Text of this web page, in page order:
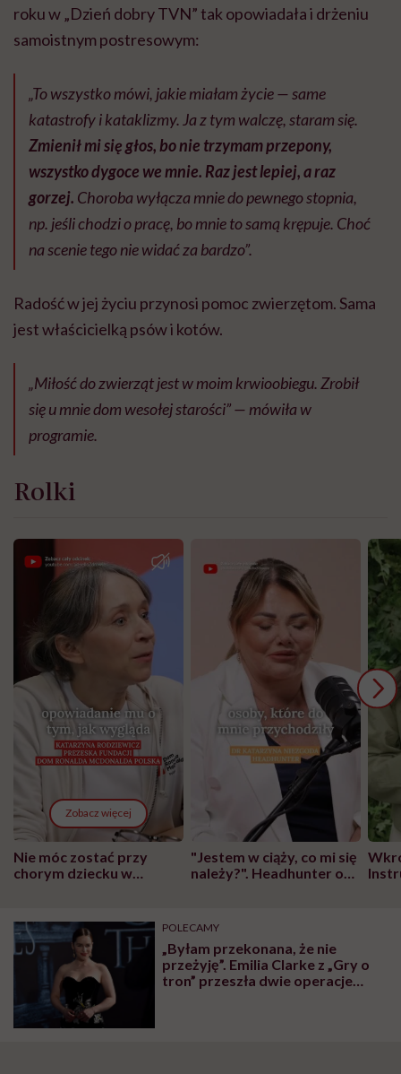
roku w „Dzień dobry TVN” tak opowiadała i drżeniu
samoistnym postresowym:
„To wszystko mówi, jakie miałam życie — same
katastrofy i kataklizmy. Ja z tym walczę, staram się.
Zmienił mi się głos, bo nie trzymam przepony,
wszystko dygoce we mnie. Raz jest lepiej, a raz
gorzej. Choroba wyłącza mnie do pewnego stopnia,
np. jeśli chodzi o pracę, bo mnie to samą krępuje. Choć
na scenie tego nie widać za bardzo”.
Radość w jej życiu przynosi pomoc zwierzętom. Sama
jest właścicielką psów i kotów.
„Miłość do zwierząt jest w moim krwioobiegu. Zrobił
się u mnie dom wesołej starości” — mówiła w
programie.
Rolki
Zobacz więcej
Nie móc zostać przy
chorym dziecku w
może chyba tylko
głupota i brak
wyobraźni"
"Jestem w ciąży, co mi się
należy?". Headhunter o
pracy
POLECAMY
„Byłam przekonana, że nie
przeżyję”. Emilia Clarke z „Gry o
tron” przeszła dwie operacje